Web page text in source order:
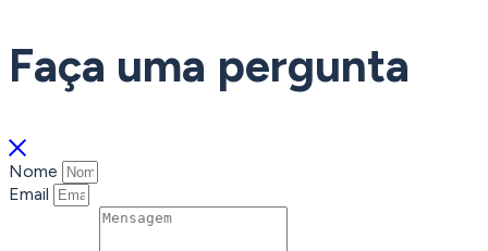
Faça uma pergunta
Nome
Email